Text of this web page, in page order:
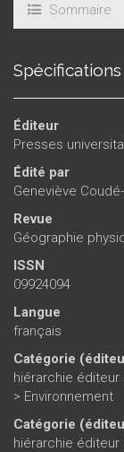
Sommaire
Spécifications
Éditeur
Presses
Édité par
Geneviève
Revue
Géographie
ISSN
09924094
Langue
français
Catégorie
hiérarchie éditeur
> Environnement
Catégorie
hiérarchie éditeur